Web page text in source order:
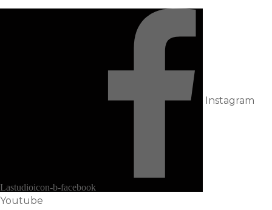
Lastudioicon-b-facebook
Instagram
Youtube